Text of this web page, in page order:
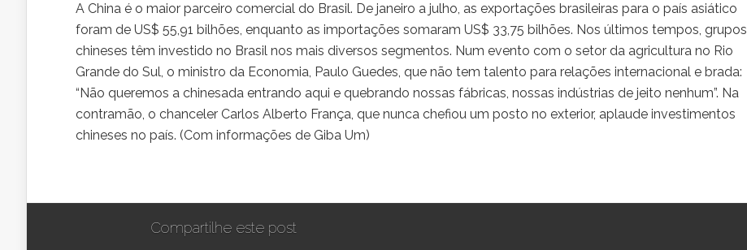
A China é o maior parceiro comercial do Brasil. De janeiro a julho, as exportações brasileiras para o país asiático
foram de US$ 55,91 bilhões, enquanto as importações somaram US$ 33,75 bilhões. Nos últimos tempos, grupos
chineses têm investido no Brasil nos mais diversos segmentos. Num evento com o setor da agricultura no Rio
Grande do Sul, o ministro da Economia, Paulo Guedes, que não tem talento para relações internacional e brada:
“Não queremos a chinesada entrando aqui e quebrando nossas fábricas, nossas indústrias de jeito nenhum”. Na
contramão, o chanceler Carlos Alberto França, que nunca chefiou um posto no exterior, aplaude investimentos
chineses no país. (Com informações de Giba Um)
Compartilhe este post